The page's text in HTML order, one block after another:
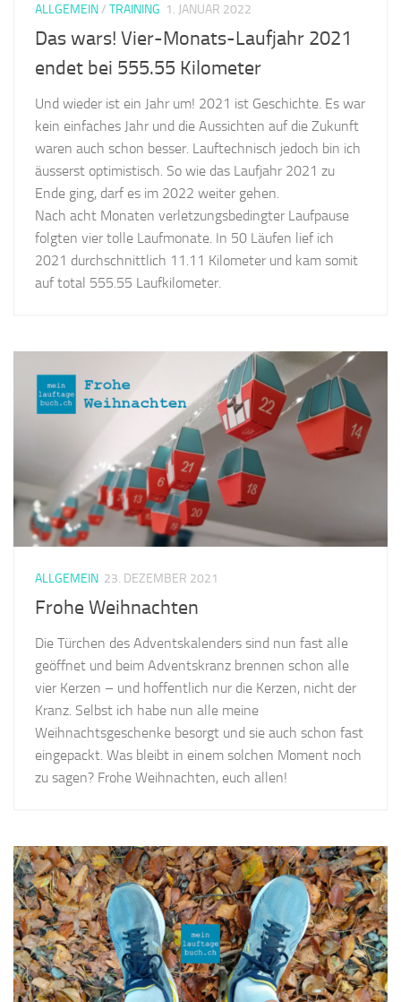
ALLGEMEIN/ TRAINING 1. JANUAR 2022
Das wars! Vier-Monats-Laufjahr 2021
endet bei 555.55 Kilometer
Und wieder ist ein Jahr um! 2021 ist Geschichte. Es war
kein einfaches Jahr und die Aussichten auf die Zukunft
waren auch schon besser. Lauftechnisch jedoch bin ich
äusserst optimistisch. So wie das Laufjahr 2021 zu
Ende ging, darf es im 2022 weiter gehen.
Nach acht Monaten verletzungsbedingter Laufpause
folgten vier tolle Laufmonate. In 50 Läufen lief ich
2021 durchschnittlich 11.11 Kilometer und kam somit
auf total 555.55 Laufkilometer.
ALLGEMEIN 23. DEZEMBER 2021
Frohe Weihnachten
Die Türchen des Adventskalenders sind nun fast alle
geöffnet und beim Adventskranz brennen schon alle
vier Kerzen – und hoffentlich nur die Kerzen, nicht der
Kranz. Selbst ich habe nun alle meine
Weihnachtsgeschenke besorgt und sie auch schon fast
eingepackt. Was bleibt in einem solchen Moment noch
zu sagen? Frohe Weihnachten, euch allen!